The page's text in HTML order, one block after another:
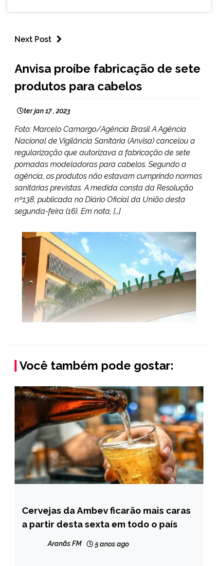
Next Post
NOTÍCIAS
Anvisa proíbe fabricação de sete
produtos para cabelos
ter jan 17 , 2023
Foto: Marcelo Camargo/Agência Brasil A Agência
Nacional de Vigilância Sanitária (Anvisa) cancelou a
regularização que autorizava a fabricação de sete
pomadas modeladoras para cabelos. Segundo a
agência, os produtos não estavam cumprindo normas
sanitárias previstas. A medida consta da Resolução
nº138, publicada no Diário Oficial da União desta
segunda-feira (16). Em nota, […]
Você também pode gostar:
BRASIL
NOTÍCIAS
Cervejas da Ambev ficarão mais caras
a partir desta sexta em todo o país
Aranãs FM 5 anos ago